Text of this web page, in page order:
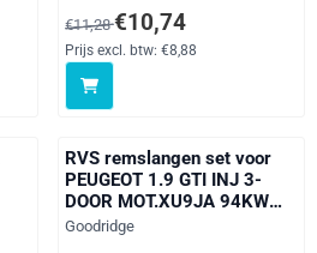
153,61Van 11,28 voor 10,74, exclusief
€11,28€10,74
Prijs excl. btw: €8,88
RVS remslangen set voor
PEUGEOT 1.9 GTI INJ 3-
DOOR MOT.XU9JA 94KW
jaar 02/87 - 08/87
Merk:
Goodridge